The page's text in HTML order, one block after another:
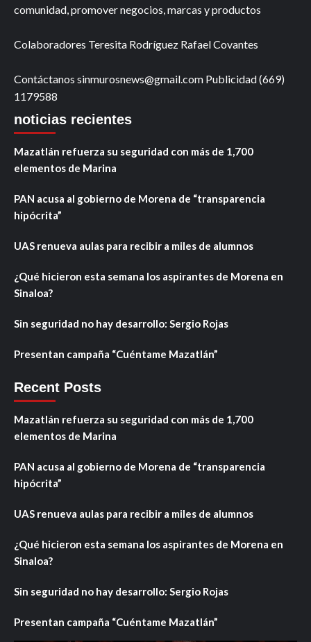
comunidad, promover negocios, marcas y productos
Colaboradores Teresita Rodríguez Rafael Covantes
Contáctanos sinmurosnews@gmail.com Publicidad (669)
1179588
noticias recientes
Mazatlán refuerza su seguridad con más de 1,700
elementos de Marina
PAN acusa al gobierno de Morena de “transparencia
hipócrita”
UAS renueva aulas para recibir a miles de alumnos
¿Qué hicieron esta semana los aspirantes de Morena en
Sinaloa?
Sin seguridad no hay desarrollo: Sergio Rojas
Presentan campaña “Cuéntame Mazatlán”
Recent Posts
Mazatlán refuerza su seguridad con más de 1,700
elementos de Marina
PAN acusa al gobierno de Morena de “transparencia
hipócrita”
UAS renueva aulas para recibir a miles de alumnos
¿Qué hicieron esta semana los aspirantes de Morena en
Sinaloa?
Sin seguridad no hay desarrollo: Sergio Rojas
Presentan campaña “Cuéntame Mazatlán”